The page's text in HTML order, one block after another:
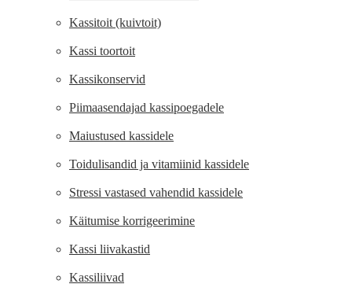
Kassitoit (kuivtoit)
Kassi toortoit
Kassikonservid
Piimaasendajad kassipoegadele
Maiustused kassidele
Toidulisandid ja vitamiinid kassidele
Stressi vastased vahendid kassidele
Käitumise korrigeerimine
Kassi liivakastid
Kassiliivad